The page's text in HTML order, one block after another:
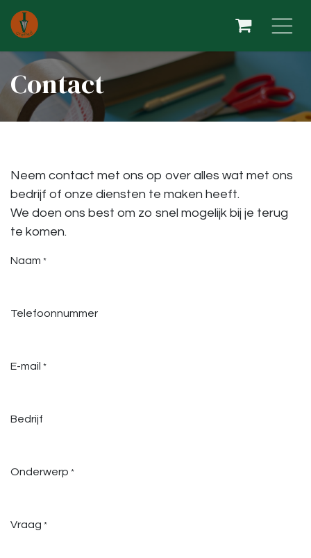
Contact
Neem contact met ons op over alles wat met ons
bedrijf of onze diensten te maken heeft.
We doen ons best om zo snel mogelijk bij je terug
te komen.
Naam *
Telefoonnummer
E-mail *
Bedrijf
Onderwerp *
Vraag *